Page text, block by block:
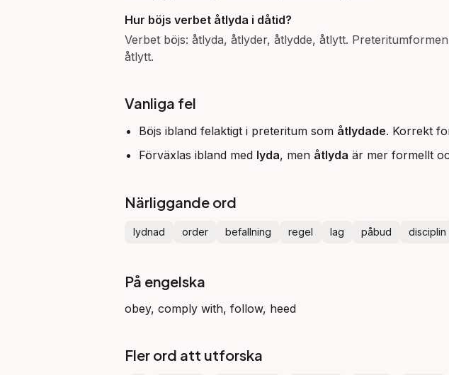
Hur böjs verbet åtlyda i dåtid?
Verbet böjs: åtlyda, åtlyder, åtlydde, åtlytt.
åtlytt.
Vanliga fel
Böjs ibland felaktigt i preteritum som åtlydade. Korrekt
Förväxlas ibland med lyda, men åtlyda är mer formellt
Närliggande ord
lydnad order befallning regel lag påbud disciplin
På engelska
obey, comply with, follow, heed
Fler ord att utforska